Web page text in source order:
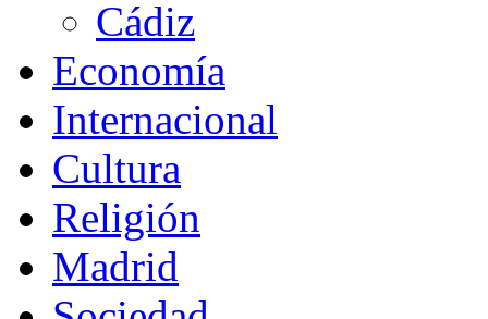
Cádiz
Economía
Internacional
Cultura
Religión
Madrid